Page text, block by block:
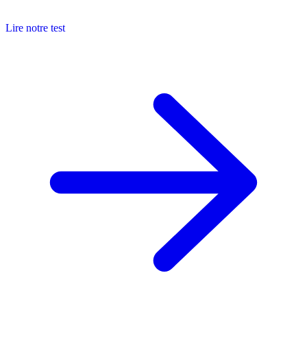
Lire notre test